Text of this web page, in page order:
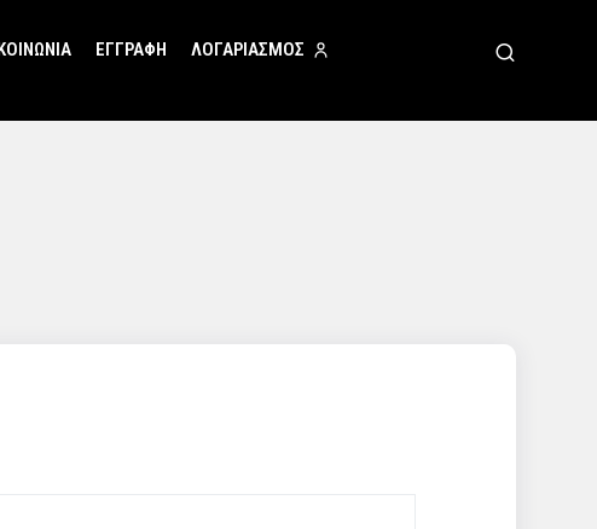
ΕΓΓΡΑΦΗ ΛΟΓΑΡΙΑΣΜΟΣ